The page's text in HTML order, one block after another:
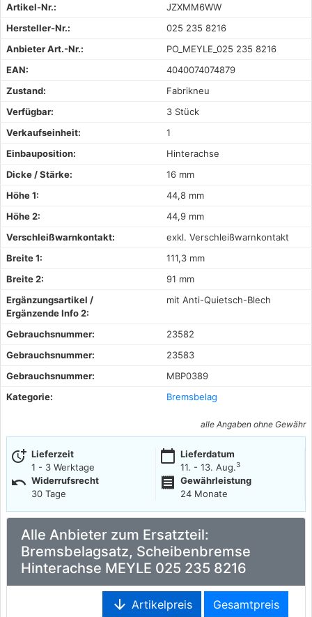
Artikel-Nr.:
JZXMM6WW
Hersteller-Nr.:
025 235 8216
Anbieter Art.-Nr.:
PO_MEYLE_025 235 8216
EAN:
4040074074879
Zustand:
Fabrikneu
Verfügbar:
3 Stück
Verkaufseinheit:
1
Einbauposition:
Hinterachse
Dicke / Stärke:
16 mm
Höhe 1:
44,8 mm
Höhe 2:
44,9 mm
Verschleißwarnkontakt:
exkl. Verschleißwarnkontakt
Breite 1:
111,3 mm
Breite 2:
91 mm
Ergänzungsartikel /
Ergänzende Info 2:
mit Anti-Quietsch-Blech
Gebrauchsnummer:
23582
Gebrauchsnummer:
23583
Gebrauchsnummer:
MBP0389
Kategorie:
Bremsbelag
alle Angaben ohne Gewähr
more_time Lieferzeit
1 - 3 Werktage
calendar_today Lieferdatum
11. - 13. Aug.3
undo Widerrufsrecht
30 Tage
receipt
Gewährleistung
24 Monate
Alle Anbieter zum Ersatzteil:
Bremsbelagsatz, Scheibenbremse
Hinterachse MEYLE 025 235 8216
arrow_downward Artikelpreis Gesamtpreis